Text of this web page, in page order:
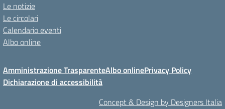
Le notizie
Le circolari
Calendario eventi
Albo online
Amministrazione TrasparenteAlbo onlinePrivacy Policy
Dichiarazione di accessibilità
Concept & Design by Designers Italia